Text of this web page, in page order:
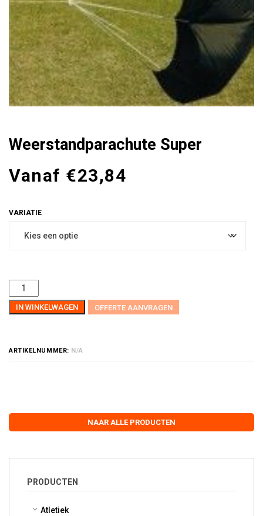
NAAR ALLE PRODUCTEN
PRODUCTEN
Atletiek
Weerstandparachute Super
Vanaf €23,84
IN WINKELWAGEN OFFERTE AANVRAGEN
ARTIKELNUMMER: N/A